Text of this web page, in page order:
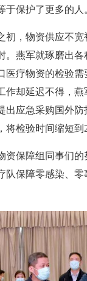
于保护了更多的人
初，物资供应不宽
。燕军就琢磨出各
医疗物资的检验需
作却延迟不得，燕
出应急采购国外防
将检验时间缩短到
资保障组同事们的
队保障零感染、